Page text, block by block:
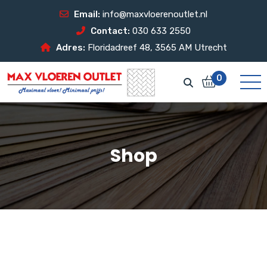
Email: info@maxvloerenoutlet.nl
Contact: 030 633 2550
Adres: Floridadreef 48, 3565 AM Utrecht
0
Shop